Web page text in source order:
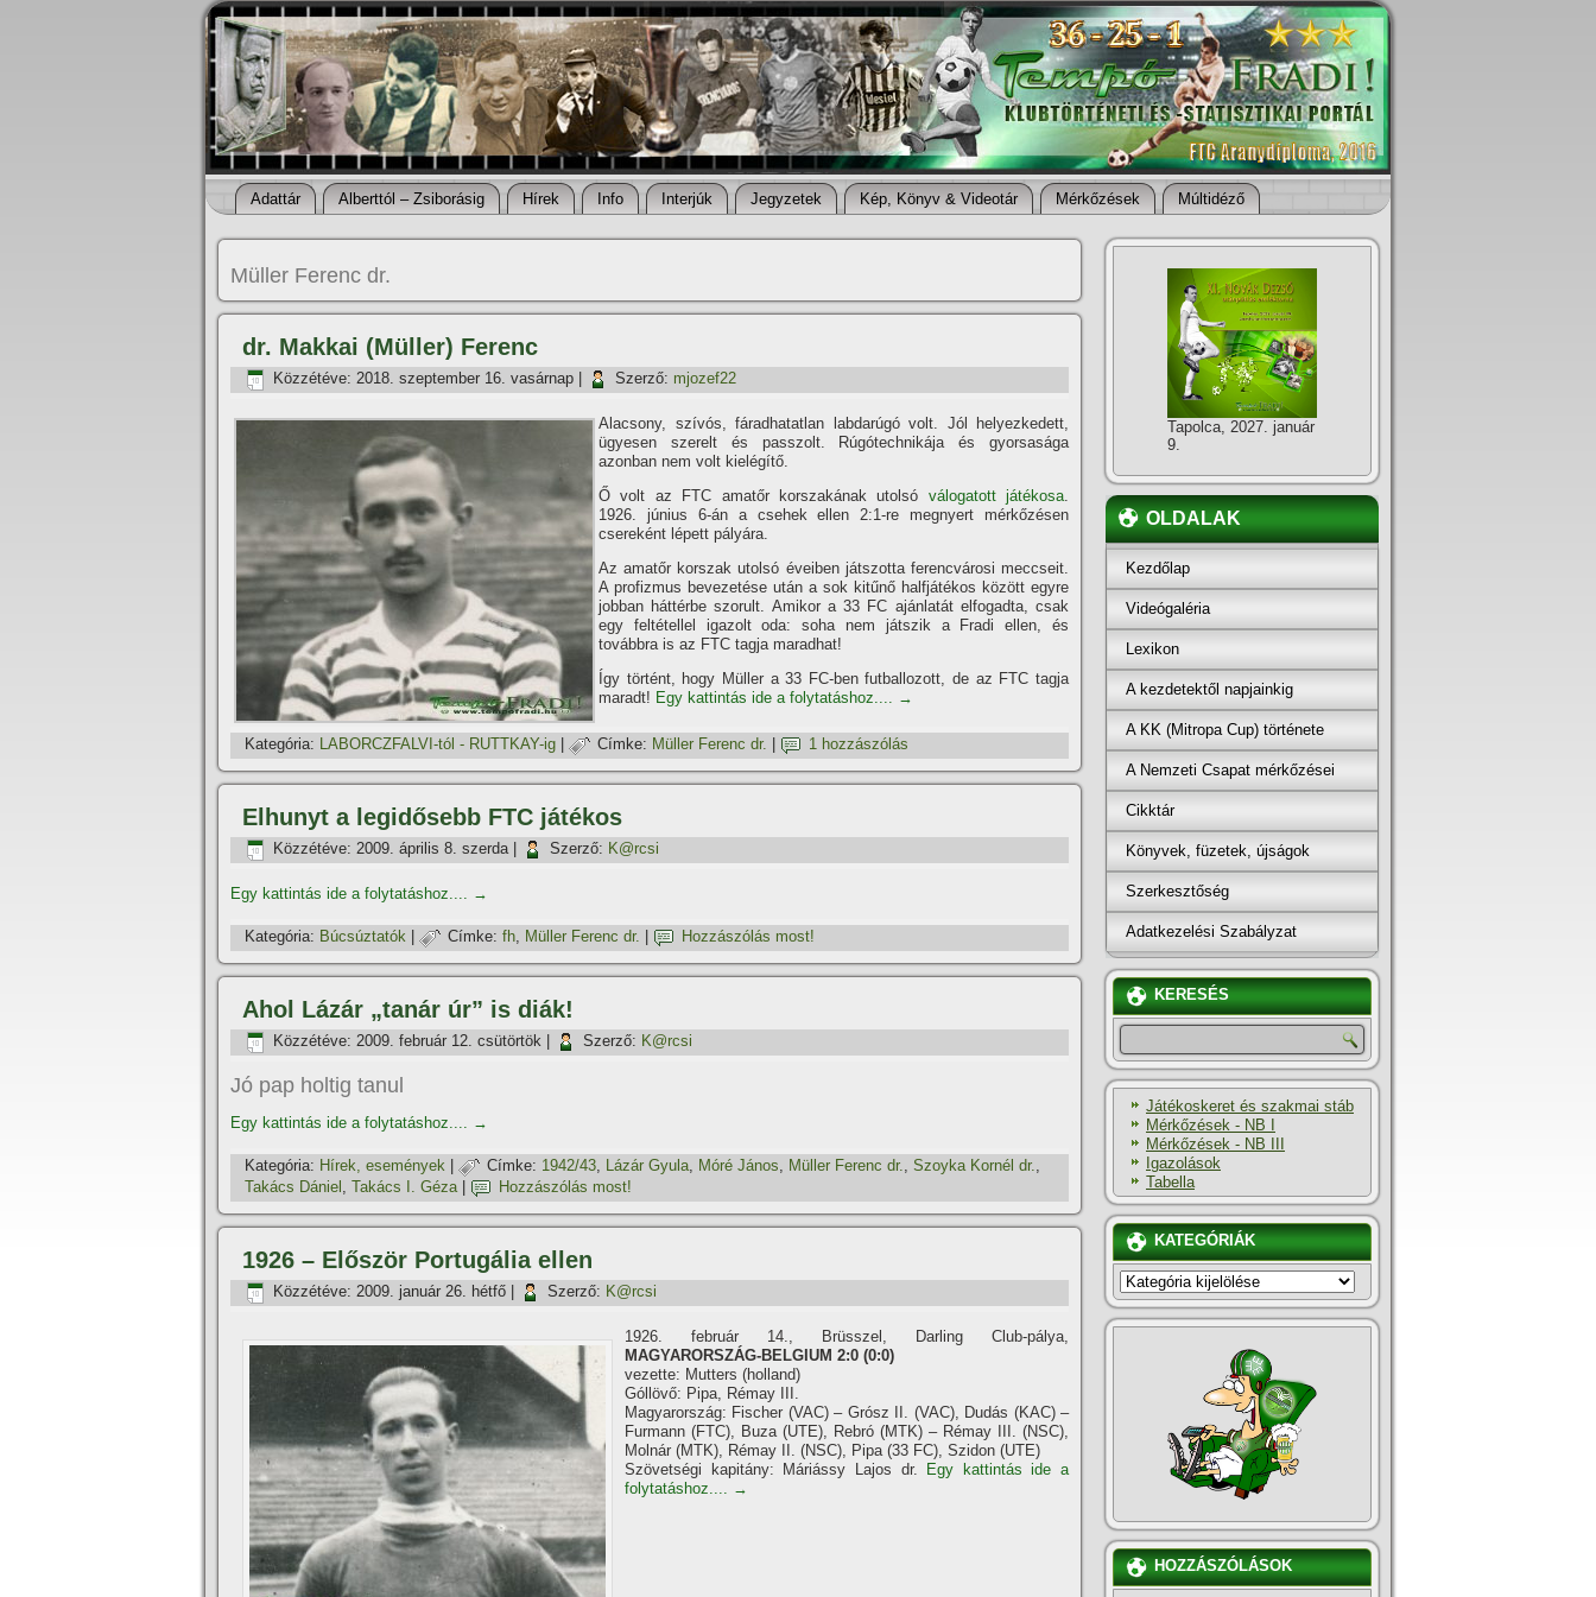
Adattár Alberttól – Zsiborásig Hí­rek Info Interjúk Jegyzetek Kép, Könyv & Videotár Mérkőzések Múltidéző
Müller Ferenc dr.
dr. Makkai (Müller) Ferenc
Közzétéve: 2018. szeptember 16. vasárnap Szerző: mjozef22
Alacsony, szí­vós, fáradhatatlan labdarúgó volt. Jól helyezkedett,
ügyesen szerelt és passzolt. Rúgótechnikája és gyorsasága
azonban nem volt kielégí­tő.
Ő volt az FTC amatőr korszakának utolsó válogatott játékosa.
1926. június 6-án a csehek ellen 2:1-re megnyert mérkőzésen
csereként lépett pályára.
Az amatőr korszak utolsó éveiben játszotta ferencvárosi meccseit.
A profizmus bevezetése után a sok kitűnő halfjátékos között egyre
jobban háttérbe szorult. Amikor a 33 FC ajánlatát elfogadta, csak
egy feltétellel igazolt oda: soha nem játszik a Fradi ellen, és
továbbra is az FTC tagja maradhat!
Így történt, hogy Müller a 33 FC-ben futballozott, de az FTC tagja
maradt! Egy kattintás ide a folytatáshoz.... →
Kategória: LABORCZFALVI-tól - RUTTKAY-ig Címke: Müller Ferenc dr. 1 hozzászólás
Elhunyt a legidősebb FTC játékos
Közzétéve: 2009. április 8. szerda| Szerző: K@rcsi
Egy kattintás ide a folytatáshoz.... →
Kategória: Búcsúztatók Címke: fh, Müller Ferenc dr. Hozzászólás most!
Ahol Lázár „tanár úr” is diák!
Közzétéve: 2009. február 12. csütörtök Szerző: K@rcsi
Jó pap holtig tanul
Egy kattintás ide a folytatáshoz.... →
Kategória: Hí­rek, események Címke: 1942/43, Lázár Gyula, Móré János, Müller Ferenc dr., Szoyka Kornél dr.,
Takács Dániel , Takács I. Géza| Hozzászólás most!
1926 – Először Portugália ellen
Közzétéve: 2009. január 26. hétfő Szerző: K@rcsi
1926. február 14., Brüsszel, Darling Club-pálya,
MAGYARORSZÁG-BELGIUM 2:0 (0:0)
vezette: Mutters (holland)
Góllövő: Pipa, Rémay III.
Magyarország: Fischer (VAC) – Grósz II. (VAC), Dudás (KAC) –
Furmann (FTC), Buza (UTE), Rebró (MTK) – Rémay III. (NSC),
Molnár (MTK), Rémay II. (NSC), Pipa (33 FC), Szidon (UTE)
Szövetségi kapitány: Máriássy Lajos dr.
Egy kattintás ide a
folytatáshoz.... →
Tapolca, 2027. január
9.
OLDALAK
Kezdőlap
Videógaléria
Lexikon
A kezdetektől napjainkig
A KK (Mitropa Cup) története
A Nemzeti Csapat mérkőzései
Cikktár
Könyvek, füzetek, újságok
Szerkesztőség
Adatkezelési Szabályzat
KERESÉS
Játékoskeret és szakmai stáb
Mérkőzések - NB I
Mérkőzések - NB III
Igazolások
Tabella
KATEGÓRIÁK
KATEGÓRIÁK
HOZZÁSZÓLÁSOK